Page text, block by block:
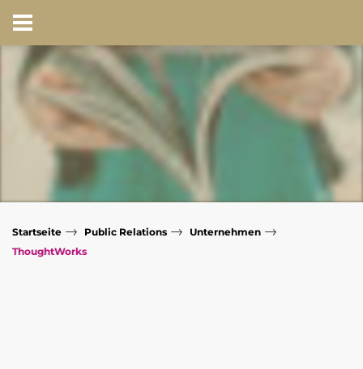
Startseite → Public Relations → Unternehmen →
ThoughtWorks